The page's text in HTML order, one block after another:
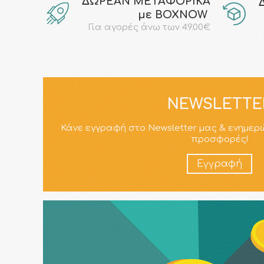
με ΒΟΧΝΟW
Για αγορές άνω των 49.00€
Κάνε εγγραφή στο Newsletter μας &
προσφορές!
Εγγραφή